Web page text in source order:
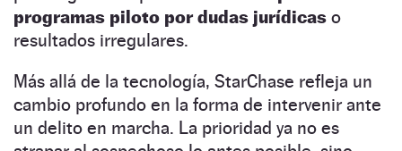
programas piloto por dudas jurídicas o
resultados irregulares.
Más allá de la tecnología, StarChase refleja un
cambio profundo en la forma de intervenir ante
un delito en marcha. La prioridad ya no es